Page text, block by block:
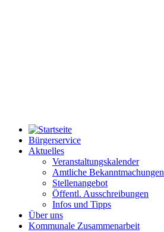
Bürgerservice
Aktuelles
Veranstaltungskalender
Amtliche Bekanntmachungen
Stellenangebot
Öffentl. Ausschreibungen
Infos und Tipps
Über uns
Kommunale Zusammenarbeit